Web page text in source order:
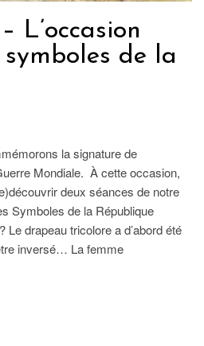
L’occasion
symboles de la
la signature de
Mondiale. À cette occasion,
deux séances de notre
Symboles de la République
drapeau tricolore a d’abord été
inversé… La femme